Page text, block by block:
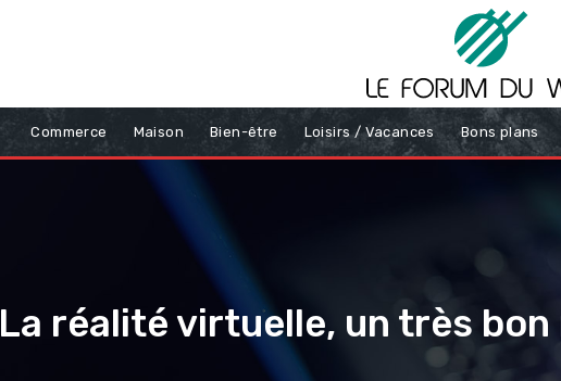
Commerce Maison Bien-être Loisirs / Vacances Bons plans
La réalité virtuelle, un très